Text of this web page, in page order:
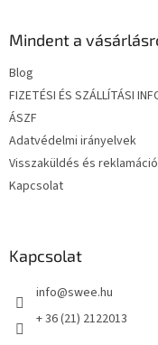
Mindent a
Blog
FIZETÉSI ÉS SZÁLLÍTÁSI
ÁSZF
Adatvédelmi irányelvek
Visszaküldés és reklamáció
Kapcsolat
Kapcsolat
info@swee.hu
+ 36 (21) 2122013